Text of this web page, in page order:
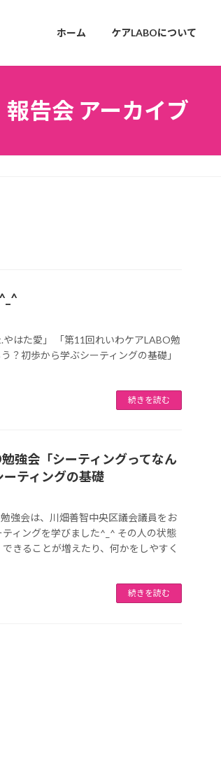
ホーム ケアLABOについて
告会 アーカイブ
はた愛」 「第11回れいわケアLABO勉
？初歩から学ぶシーティングの基礎」
続きを読む
強会「シーティングってなん
ティングの基礎
強会は、川畑善智中央区議会議員をお
ィングを学びました^_^ その人の状態
きることが増えたり、何かをしやすく
続きを読む